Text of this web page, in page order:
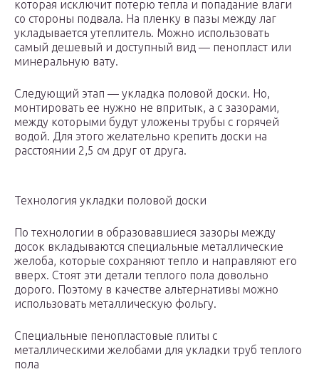
которая исключит потерю тепла и попадание влаги
со стороны подвала. На пленку в пазы между лаг
укладывается утеплитель. Можно использовать
самый дешевый и доступный вид — пенопласт или
минеральную вату.
Следующий этап — укладка половой доски. Но,
монтировать ее нужно не впритык, а с зазорами,
между которыми будут уложены трубы с горячей
водой. Для этого желательно крепить доски на
расстоянии 2,5 см друг от друга.
Технология укладки половой доски
По технологии в образовавшиеся зазоры между
досок вкладываются специальные металлические
желоба, которые сохраняют тепло и направляют его
вверх. Стоят эти детали теплого пола довольно
дорого. Поэтому в качестве альтернативы можно
использовать металлическую фольгу.
Специальные пенопластовые плиты с
металлическими желобами для укладки труб теплого
пола